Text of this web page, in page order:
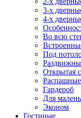
3-х
4-х
Во всю
Под
Открытая
Распашные
Гардероб
Для
Эконом
Гостиные